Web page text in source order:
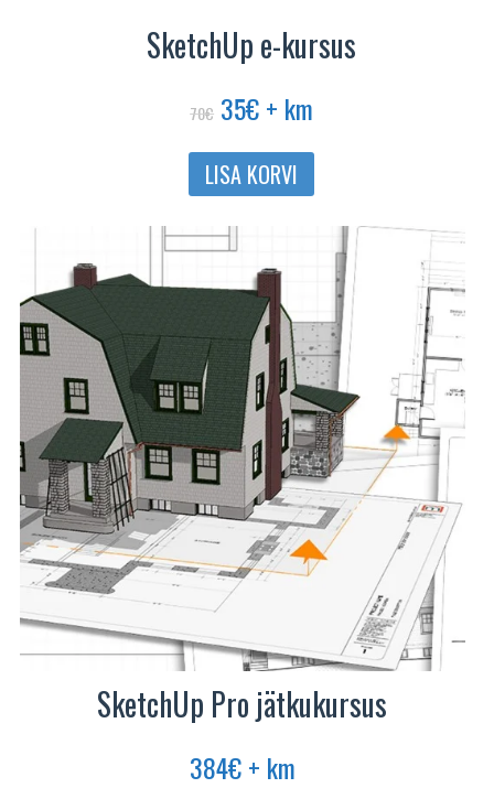
SketchUp e-kursus
70€ Algne
oli:
70€.
35€Praegune
on:
35€.
+ km
LISA KORVI
SketchUp Pro jätkukursus
384€+ km